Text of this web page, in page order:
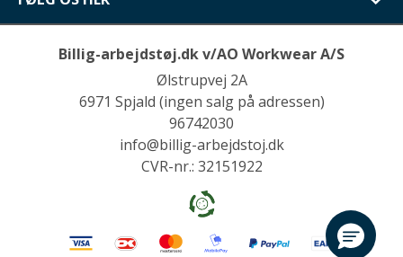
Billig-arbejdstøj.dk v/AO Workwear A/S
Ølstrupvej 2A
6971 Spjald (ingen salg på adressen)
96742030
info@billig-arbejdstoj.dk
CVR-nr.: 32151922